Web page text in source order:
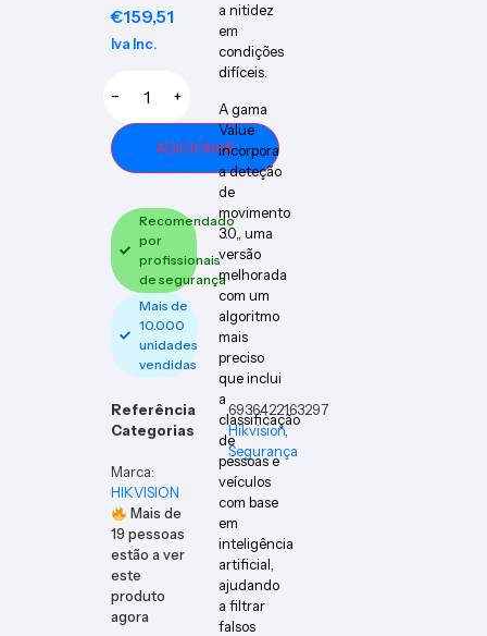
€159,51
Iva Inc.
− +
ADICIONAR
Recomendado
por
profissionais
de segurança
Mais de
10.000
unidades
vendidas
Referência
6936422163297
Categorias
Hikvision,
Segurança
Marca:
HIKVISION
Mais de
19 pessoas
estão a ver
este
produto
agora
a nitidez
em
condições
difíceis.
A gama
Value
incorpora
a deteção
de
movimento
3.0,, uma
versão
melhorada
com um
algoritmo
mais
preciso
que inclui
a
classificação
de
pessoas e
veículos
com base
em
inteligência
artificial,
ajudando
a filtrar
falsos